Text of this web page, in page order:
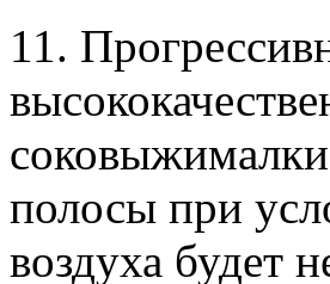
11.
соковыжималки
полосы при
воздуха будет